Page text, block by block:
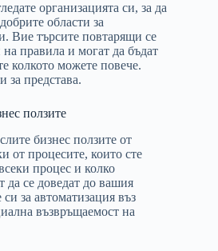
организацията си, за да
области за
Вие търсите повтарящи се
на правила и могат да бъдат
колкото можете повече.
за представа.
ползите
бизнес ползите от
от процесите, които сте
процес и колко
да се доведат до вашия
за автоматизация въз
възвръщаемост на